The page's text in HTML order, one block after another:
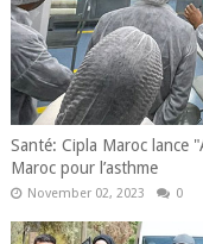
Santé: Cipla Maroc lance
Maroc pour l’asthme
November 02, 2023 0